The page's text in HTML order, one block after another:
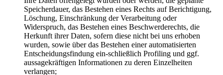
Speicherdauer, das Bestehen eines Rechts auf Berichtigung,
Löschung, Einschränkung der Verarbeitung oder
Widerspruch, das Bestehen eines Beschwerderechts, die
Herkunft ihrer Daten, sofern diese nicht bei uns erhoben
wurden, sowie über das Bestehen einer automatisierten
Entscheidungsfindung ein-schließlich Profiling und ggf.
aussagekräftigen Informationen zu deren Einzelheiten
verlangen;